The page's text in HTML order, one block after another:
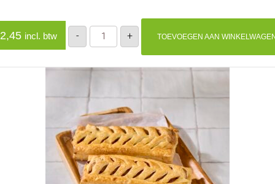
incl. btw -
Frikandellenbroodje
aantal
+ TOEVOEGEN AAN